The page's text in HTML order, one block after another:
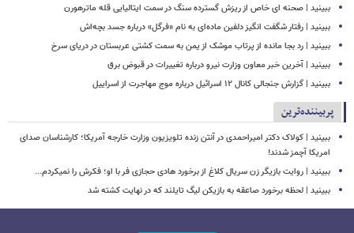
ببینید | صحنه ای خاص از ریزش گسترده سنگ در سمت ایتالیایی قله ماترهورن
ببینید | رفتار شگفت انگیز دلفین ماده‌ای به نام «فرگل» درباره جسد بچه‌اش
ببینید | رد بجا مانده از پرتاب موشک از یمن به سمت کشتی‌ عربستان در دریای سرخ
ببینید | آخرین خبر معاون وزارت نیرو درباره تغییرات در قبوض برق
ببینید | گزارش جنجالی کانال ۱۲ اسرائیل درباره موج مهاجرت از اسراییل
پربیننده‌ترین
ببینید | کولاک دکتر امیراحمدی در آنتن زنده تلویزیون وزارت خارجه آمریکا؛ کارشناسان صدای
امریکا آچمز شدند!
ببینید | روایت بازیگر زن سریال کلاغ از برخورد هادی حجازی فر با او؛ فکرش را نمیکردم...
ببینید | لحظه برخورد صاعقه به بازیکن لیگ تایلند که در نهایت کشته شد